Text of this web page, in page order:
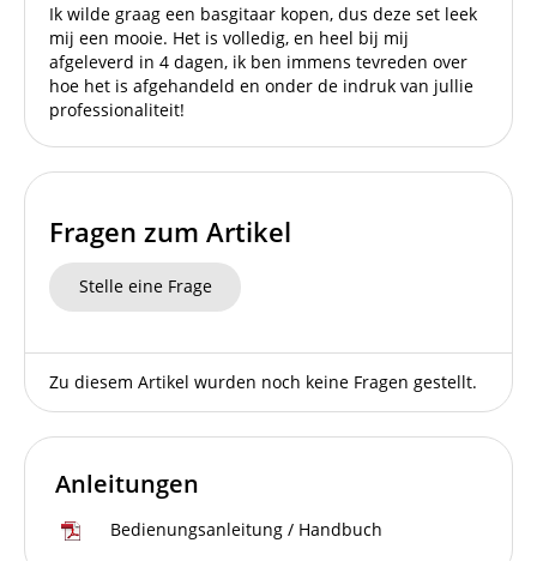
Ik wilde graag een basgitaar kopen, dus deze set leek
mij een mooie. Het is volledig, en heel bij mij
afgeleverd in 4 dagen, ik ben immens tevreden over
hoe het is afgehandeld en onder de indruk van jullie
professionaliteit!
Fragen zum Artikel
Stelle eine Frage
Zu diesem Artikel wurden noch keine Fragen gestellt.
Anleitungen
Bedienungsanleitung / Handbuch